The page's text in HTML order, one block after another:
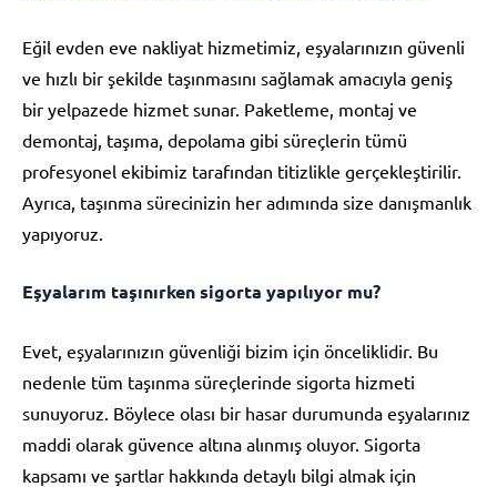
Eğil evden eve nakliyat hizmetimiz, eşyalarınızın güvenli
ve hızlı bir şekilde taşınmasını sağlamak amacıyla geniş
bir yelpazede hizmet sunar. Paketleme, montaj ve
demontaj, taşıma, depolama gibi süreçlerin tümü
profesyonel ekibimiz tarafından titizlikle gerçekleştirilir.
Ayrıca, taşınma sürecinizin her adımında size danışmanlık
yapıyoruz.
Eşyalarım taşınırken sigorta yapılıyor mu?
Evet, eşyalarınızın güvenliği bizim için önceliklidir. Bu
nedenle tüm taşınma süreçlerinde sigorta hizmeti
sunuyoruz. Böylece olası bir hasar durumunda eşyalarınız
maddi olarak güvence altına alınmış oluyor. Sigorta
kapsamı ve şartlar hakkında detaylı bilgi almak için
Müşteri Temsilcisi